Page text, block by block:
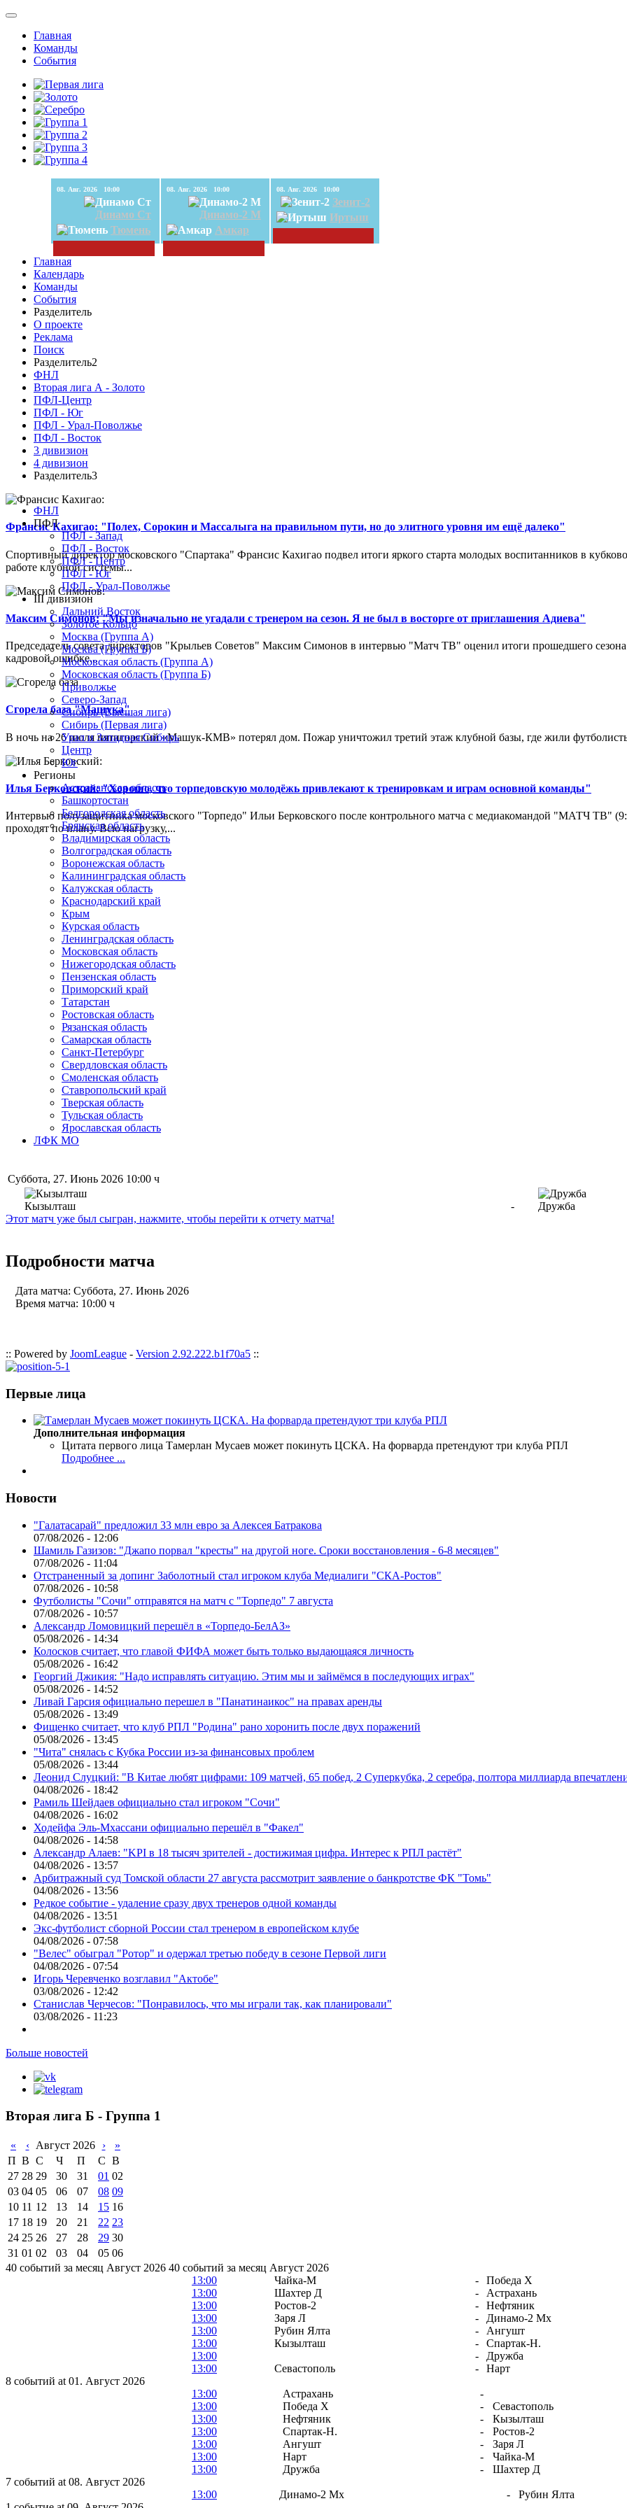
Главная
Команды
События
08. Авг. 2026 10:00
Динамо Ст
Тюмень
08. Авг. 2026 10:00
Динамо-2 М
Амкар
08. Авг. 2026 10:00
Зенит-2
Иртыш
Главная
Календарь
Команды
События
Разделитель
О проекте
Реклама
Поиск
Разделитель2
ФНЛ
Вторая лига А - Золото
ПФЛ-Центр
ПФЛ - Юг
ПФЛ - Урал-Поволжье
ПФЛ - Восток
3 дивизион
4 дивизион
Разделитель3
Франсис Кахигао: "Полех, Сорокин и Массалыга на правильном пути, но до элитного уровня им ещё далеко"
Спортивный директор московского "Спартака" Франсис Кахигао подвел итоги яркого старта молодых воспитанников в
работе клубной системы...
Максим Симонов: "Мы изначально не угадали с тренером на сезон. Я не был в восторге от приглашения Адиева"
Председатель совета директоров "Крыльев Советов" Максим Симонов в интервью "Матч ТВ" оценил итоги прошедшего сезона
кадровой ошибке...
Сгорела база "Машука"
В ночь на 26 июля пятигорский «Машук-КМВ» потерял дом. Пожар уничтожил третий этаж клубной базы, где жили
Илья Берковский: "Хорошо, что торпедовскую молодёжь привлекают к тренировкам и играм основной команды"
Интервью полузащитника московского "Торпедо" Ильи Берковского после контрольного матча с медиакомандой "МАТЧ ТВ"
проходят по плану. Всю нагрузку,...
ФНЛ
ПФЛ
ПФЛ - Запад
ПФЛ - Восток
ПФЛ - Центр
ПФЛ - Юг
ПФЛ - Урал-Поволжье
III дивизион
Дальний Восток
Золотое Кольцо
Москва (Группа А)
Москва (Группа Б)
Московская область (Группа А)
Московская область (Группа Б)
Приволжье
Северо-Запад
Сибирь (Высшая лига)
Сибирь (Первая лига)
Урал и Западная Сибирь
Центр
Юг
Регионы
Астраханская область
Башкортостан
Белгородская область
Брянская область
Владимирская область
Волгоградская область
Воронежская область
Калининградская область
Калужская область
Краснодарский край
Крым
Курская область
Ленинградская область
Московская область
Нижегородская область
Пензенская область
Приморский край
Татарстан
Ростовская область
Рязанская область
Самарская область
Санкт-Петербург
Свердловская область
Смоленская область
Ставропольский край
Тверская область
Тульская область
Ярославская область
ЛФК МО
Суббота, 27. Июнь 2026 10:00 ч
Кызылташ -
Дружба
Этот матч уже был сыгран, нажмите, чтобы перейти к отчету матча!
Подробности матча
Дата матча: Суббота, 27. Июнь 2026
Время матча: 10:00 ч
:: Powered by JoomLeague - Version 2.92.222.b1f70a5 ::
Первые лица
Дополнительная информация
Цитата первого лица Тамерлан Мусаев может покинуть ЦСКА. На форварда претендуют три клуба РПЛ
Подробнее ...
Новости
"Галатасарай" предложил 33 млн евро за Алексея Батракова
07/08/2026 - 12:06
Шамиль Газизов: "Джапо порвал "кресты" на другой ноге. Сроки восстановления - 6-8 месяцев"
07/08/2026 - 11:04
Отстраненный за допинг Заболотный стал игроком клуба Медиалиги "СКА-Ростов"
07/08/2026 - 10:58
Футболисты "Сочи" отправятся на матч с "Торпедо" 7 августа
07/08/2026 - 10:57
Александр Ломовицкий перешёл в «Торпедо-БелАЗ»
05/08/2026 - 14:34
Колосков считает, что главой ФИФА может быть только выдающаяся личность
05/08/2026 - 16:42
Георгий Джикия: "Надо исправлять ситуацию. Этим мы и займёмся в последующих играх"
05/08/2026 - 14:52
Ливай Гарсия официально перешел в "Панатинаикос" на правах аренды
05/08/2026 - 13:49
Фищенко считает, что клуб РПЛ "Родина" рано хоронить после двух поражений
05/08/2026 - 13:45
"Чита" снялась с Кубка России из-за финансовых проблем
05/08/2026 - 13:44
Леонид Слуцкий: "В Китае любят цифрами: 109 матчей, 65 побед, 2 Суперкубка, 2 серебра, полтора миллиарда
04/08/2026 - 18:42
Рамиль Шейдаев официально стал игроком "Сочи"
04/08/2026 - 16:02
Ходейфа Эль-Мхассани официально перешёл в "Факел"
04/08/2026 - 14:58
Александр Алаев: "KPI в 18 тысяч зрителей - достижимая цифра. Интерес к РПЛ растёт"
04/08/2026 - 13:57
Арбитражный суд Томской области 27 августа рассмотрит заявление о банкротстве ФК "Томь"
04/08/2026 - 13:56
Редкое событие - удаление сразу двух тренеров одной команды
04/08/2026 - 13:51
Экс-футболист сборной России стал тренером в европейском клубе
04/08/2026 - 07:58
"Велес" обыграл "Ротор" и одержал третью победу в сезоне Первой лиги
04/08/2026 - 07:54
Игорь Черевченко возглавил "Актобе"
03/08/2026 - 12:42
Станислав Черчесов: "Понравилось, что мы играли так, как планировали"
03/08/2026 - 11:23
Больше новостей
Вторая лига Б - Группа 1
« ‹ Август 2026 ›
»
П В С Ч П С В
27 28 29 30 31 01 02
03 04 05 06 07 08 09
10 11 12 13 14 15 16
17 18 19 20 21 22 23
24 25 26 27 28 29 30
31 01 02 03 04 05 06
40 событий за месяц Август 2026 40 событий за месяц Август 2026
13:00
Чайка-М -
Победа Х
13:00
Шахтер Д -
Астрахань
13:00
Ростов-2 -
Нефтяник
13:00
Заря Л -
Динамо-2 Мх
13:00
Рубин Ялта -
Ангушт
13:00
Кызылташ -
Спартак-Н.
13:00
-
Дружба
13:00
Севастополь -
Нарт
8 событий at 01. Август 2026
13:00
Астрахань
-
13:00
Победа Х -
Севастополь
13:00
Нефтяник -
Кызылташ
13:00
Спартак-Н. -
Ростов-2
13:00
Ангушт -
Заря Л
13:00
Нарт -
Чайка-М
13:00
Дружба -
Шахтер Д
7 событий at 08. Август 2026
13:00
Динамо-2 Мх -
Рубин Ялта